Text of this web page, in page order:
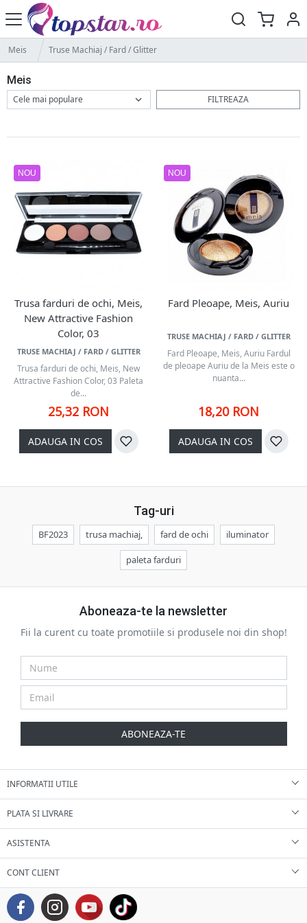
Meis Truse Machiaj / Fard / Glitter
Meis
FILTREAZA
NOU
Trusa farduri de ochi, Meis,
New Attractive Fashion
Color, 03
TRUSE MACHIAJ / FARD / GLITTER
Trusa farduri de ochi, Meis, New
Attractive Fashion Color, 03 Paleta
de...
25,32 RON
ADAUGA IN COS
NOU
Fard Pleoape, Meis, Auriu
TRUSE MACHIAJ / FARD / GLITTER
Fard Pleoape, Meis, Auriu Fardul
de pleoape Auriu de la Meis este o
nuanta...
18,20 RON
ADAUGA IN COS
Tag-uri
BF2023 trusa machiaj, fard de ochi iluminator
paleta farduri
Aboneaza-te la newsletter
Fii la curent cu toate promotiile si produsele noi din shop!
ABONEAZA-TE
INFORMATII UTILE
PLATA SI LIVRARE
ASISTENTA
CONT CLIENT